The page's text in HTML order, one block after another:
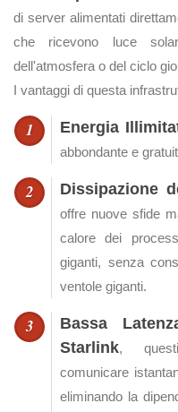
di server alimentati
che ricevono luce
dell'atmosfera o del ciclo
I vantaggi di questa
Energia
abbondante e
Dissipazione
offre nuove sfide
calore dei
giganti, senza
ventole giganti.
Bassa
Starlink,
comunicare
eliminando la